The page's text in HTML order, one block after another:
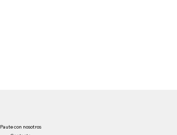
Paute con nosotros